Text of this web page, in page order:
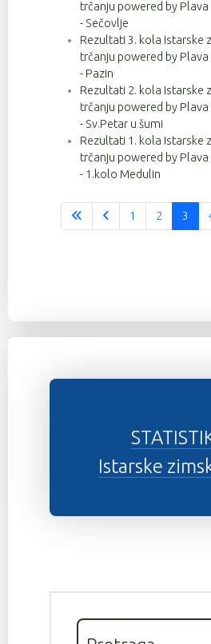
trčanju powered by
- Sečovlje
Rezultati 3. kola Istarske
trčanju powered by
- Pazin
Rezultati 2. kola Istarske
trčanju powered by
- Sv.Petar u šumi
Rezultati 1. kola Istarske
trčanju powered by
- 1.kolo Medulin
1 2 3
Istarske